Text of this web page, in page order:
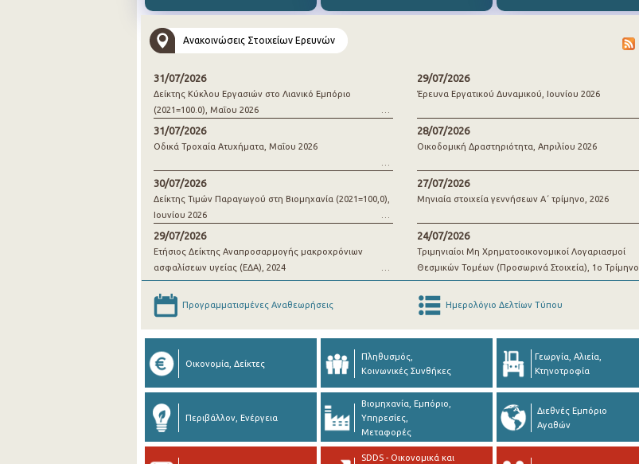
Ανακοινώσεις Στοιχείων Ερευνών
31/07/2026
Δείκτης Κύκλου Εργασιών στο Λιανικό Εμπόριο
(2021=100.0), Μαΐου 2026
31/07/2026
Οδικά Τροχαία Ατυχήματα, Μαΐου 2026
30/07/2026
Δείκτης Τιμών Παραγωγού στη Βιομηχανία (2021=100,0),
Ιουνίου 2026
29/07/2026
Ετήσιος Δείκτης Αναπροσαρμογής μακροχρόνιων
ασφαλίσεων υγείας (ΕΔΑ), 2024
29/07/2026
Έρευνα Εργατικού Δυναμικού, Ιουνίου 2026
28/07/2026
Οικοδομική Δραστηριότητα, Απριλίου 2026
27/07/2026
Μηνιαία στοιχεία γεννήσεων Α΄ τρίμηνο, 2026
24/07/2026
Τριμηνιαίοι Μη Χρηματοοικονομικοί Λογαριασμοί
Θεσμικών Τομέων (Προσωρινά Στοιχεία), 1o Τρίμηνο
2026
Προγραμματισμένες Αναθεωρήσεις Ημερολόγιο Δελτίων Τύπου
Οικονομία, Δείκτες
Πληθυσμός,
Κοινωνικές Συνθήκες
Γεωργία, Αλιεία,
Κτηνοτροφία
Περιβάλλον, Ενέργεια
Βιομηχανία, Εμπόριο,
Υπηρεσίες,
Μεταφορές
Διεθνές Εμπόριο
Αγαθών
SDDS - Οικονομικά και